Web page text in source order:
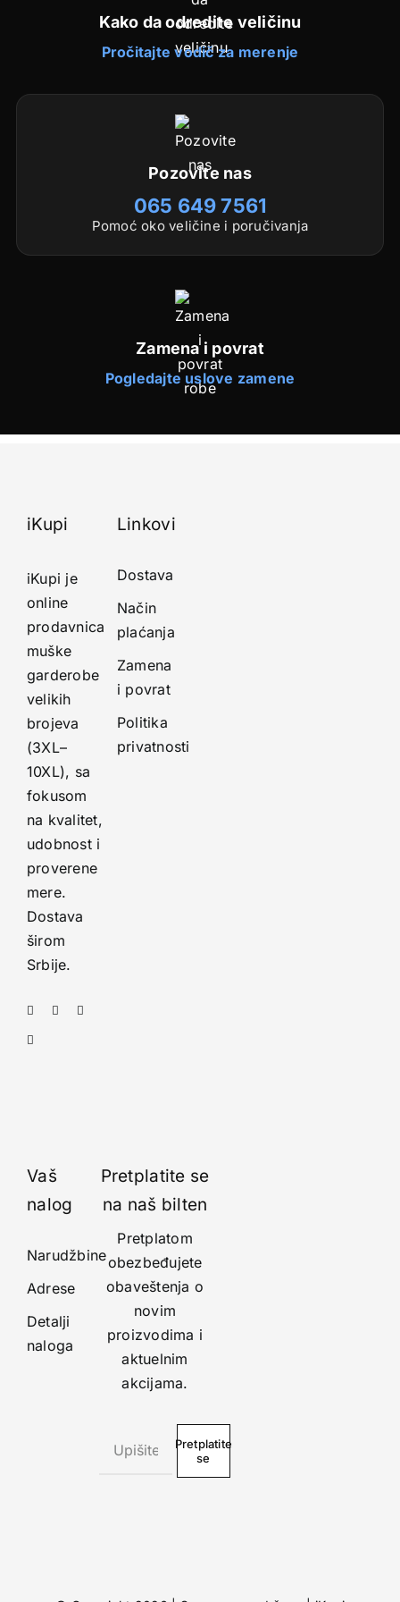
Kako da odredite veličinu
Pročitajte vodič za merenje
Pozovite nas
065 649 7561
Pomoć oko veličine i poručivanja
Zamena i povrat
Pogledajte uslove zamene
iKupi
iKupi je
online
prodavnica
muške
garderobe
velikih
brojeva
(3XL–
10XL), sa
fokusom
na kvalitet,
udobnost i
proverene
mere.
Dostava
širom
Srbije.
Linkovi
Dostava
Način
plaćanja
Zamena
i povrat
Politika
privatnosti
Vaš
nalog
Narudžbine
Adrese
Detalji
naloga
Pretplatite se
na naš bilten
Pretplatom
obezbeđujete
obaveštenja o
novim
proizvodima i
aktuelnim
akcijama.
Pretplatite
se